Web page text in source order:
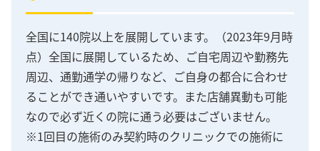
全国に140院以上を展開しています。（2023年9月時
点）全国に展開しているため、ご自宅周辺や勤務先
周辺、通勤通学の帰りなど、ご自身の都合に合わせ
ることができ通いやすいです。また店舗異動も可能
なので必ず近くの院に通う必要はございません。
※1回目の施術のみ契約時のクリニックでの施術に